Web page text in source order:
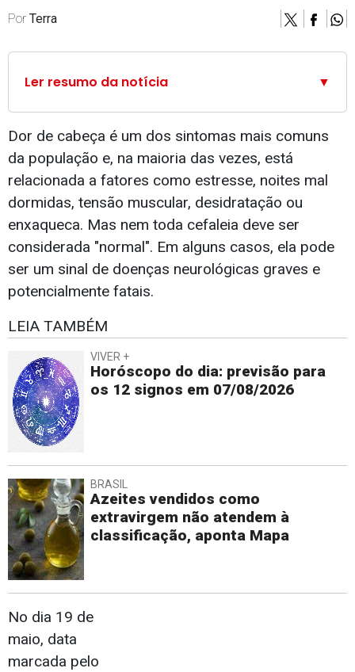
Por Terra
Ler resumo da notícia ▼
Dor de cabeça é um dos sintomas mais comuns
da população e, na maioria das vezes, está
relacionada a fatores como estresse, noites mal
dormidas, tensão muscular, desidratação ou
enxaqueca. Mas nem toda cefaleia deve ser
considerada "normal". Em alguns casos, ela pode
ser um sinal de doenças neurológicas graves e
potencialmente fatais.
LEIA TAMBÉM
VIVER +
Horóscopo do dia: previsão para
os 12 signos em 07/08/2026
BRASIL
Azeites vendidos como
extravirgem não atendem à
classificação, aponta Mapa
No dia 19 de
maio, data
marcada pelo